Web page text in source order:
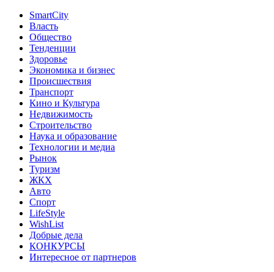
SmartCity
Власть
Общество
Тенденции
Здоровье
Экономика и бизнес
Происшествия
Транспорт
Кино и Культура
Недвижимость
Строительство
Наука и образование
Технологии и медиа
Рынок
Туризм
ЖКХ
Авто
Спорт
LifeStyle
WishList
Добрые дела
КОНКУРСЫ
Интересное от партнеров